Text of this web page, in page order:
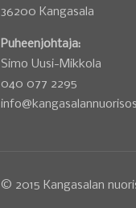
36200 Kangasala
Puheenjohtaja:
Simo Uusi-Mikkola
040 077 2295
© 2015 Kangasalan